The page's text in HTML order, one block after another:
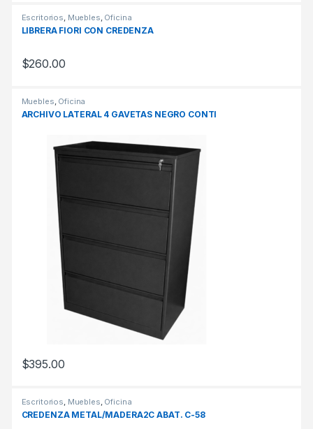
Escritorios, Muebles, Oficina
LIBRERA FIORI CON CREDENZA
$260.00
Muebles, Oficina
ARCHIVO LATERAL 4 GAVETAS NEGRO CONTI
$395.00
Escritorios Muebles Oficina
CREDENZA METAL/MADERA2C ABAT. C-58